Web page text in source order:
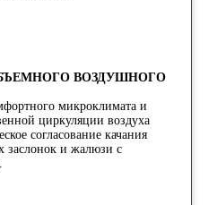
ВОЗДУШНОГО
микроклимата и
циркуляции воздуха
согласование качания
заслонок и жалюзи с